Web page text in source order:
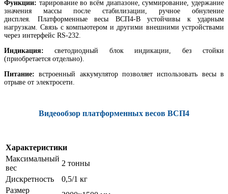
Функции: тарирование во всём диапазоне, суммирование, удержание
значения массы после стабилизации, ручное обнуление
дисплея. Платформенные весы ВСП4-В устойчивы к ударным
нагрузкам. Связь с компьютером и другими внешними устройствами
через интерфейс RS-232.
Индикация:светодиодный блок индикации, без стойки
(приобретается отдельно).
Питание:встроенный аккумулятор позволяет использовать весы в
отрыве от электросети.
Видеообзор платформенных весов ВСП4
Характеристики
Максимальный
вес
2 тонны
Дискретность
0,5/1 кг
Размер